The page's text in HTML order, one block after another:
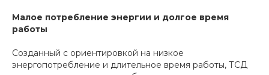
Малое потребление энергии и долгое время
работы
Созданный с ориентировкой на низкое
энергопотребление и длительное время работы, ТСД